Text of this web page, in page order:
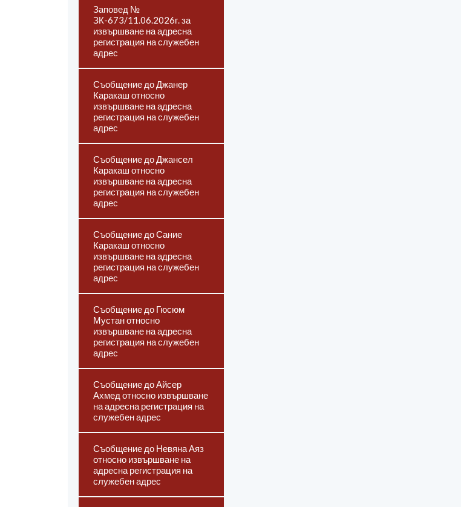
Заповед №
ЗК-673/11.06.2026г. за
извършване на адресна
регистрация на служебен
адрес
Съобщение до Джанер
Каракаш относно
извършване на адресна
регистрация на служебен
адрес
Съобщение до Джансел
Каракаш относно
извършване на адресна
регистрация на служебен
адрес
Съобщение до Сание
Каракаш относно
извършване на адресна
регистрация на служебен
адрес
Съобщение до Гюсюм
Мустан относно
извършване на адресна
регистрация на служебен
адрес
Съобщение до Айсер
Ахмед относно извършване
на адресна регистрация на
служебен адрес
Съобщение до Невяна Аяз
относно извършване на
адресна регистрация на
служебен адрес